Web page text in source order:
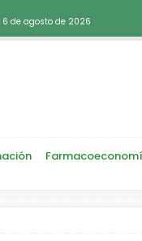
6 de agosto de 2026